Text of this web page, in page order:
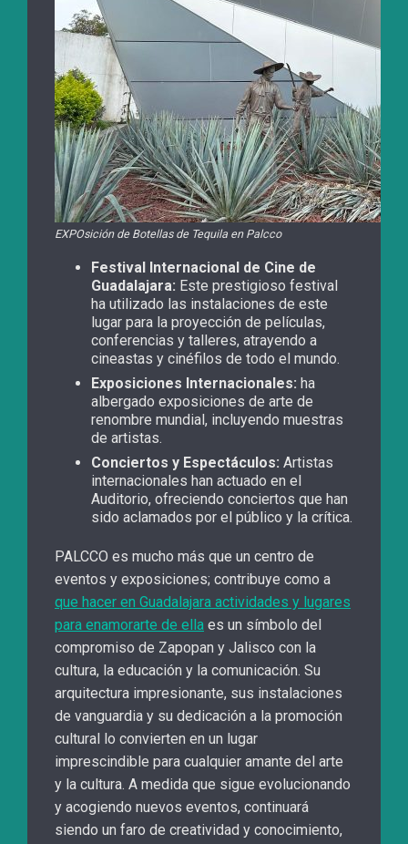
EXPOsición de Botellas de Tequila en Palcco
Festival Internacional de Cine de
Guadalajara: Este prestigioso festival
ha utilizado las instalaciones de este
lugar para la proyección de películas,
conferencias y talleres, atrayendo a
cineastas y cinéfilos de todo el mundo.
Exposiciones Internacionales: ha
albergado exposiciones de arte de
renombre mundial, incluyendo muestras
de artistas.
Conciertos y Espectáculos: Artistas
internacionales han actuado en el
Auditorio, ofreciendo conciertos que han
sido aclamados por el público y la crítica.
PALCCO es mucho más que un centro de
eventos y exposiciones; contribuye como a
que hacer en Guadalajara actividades y lugares
para enamorarte de ella es un símbolo del
compromiso de Zapopan y Jalisco con la
cultura, la educación y la comunicación. Su
arquitectura impresionante, sus instalaciones
de vanguardia y su dedicación a la promoción
cultural lo convierten en un lugar
imprescindible para cualquier amante del arte
y la cultura. A medida que sigue evolucionando
y acogiendo nuevos eventos, continuará
siendo un faro de creatividad y conocimiento,